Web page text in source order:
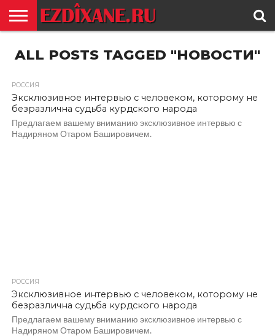
ЕЗИДИЗМ
НОВОСТИ
ИСТОРИЯ
КУЛЬТУРА
КОНТАКТ
ALL POSTS TAGGED "НОВОСТИ"
РОССИЯ
Эксклюзивное интервью с человеком, которому не
безразлична судьба курдского народа
Предлагаем вашему вниманию эксклюзивное интервью с
Надиряном Отаром Башировичем.
РОССИЯ
Эксклюзивное интервью с человеком, которому не
безразлична судьба курдского народа
Предлагаем вашему вниманию эксклюзивное интервью с
Надиряном Отаром Башировичем.